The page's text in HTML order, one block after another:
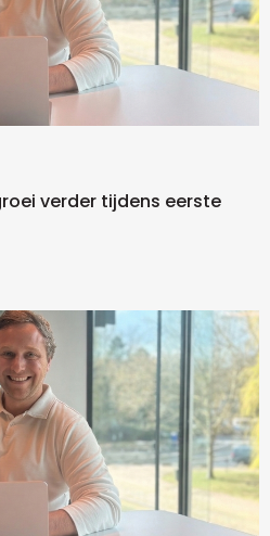
verder tijdens eerste